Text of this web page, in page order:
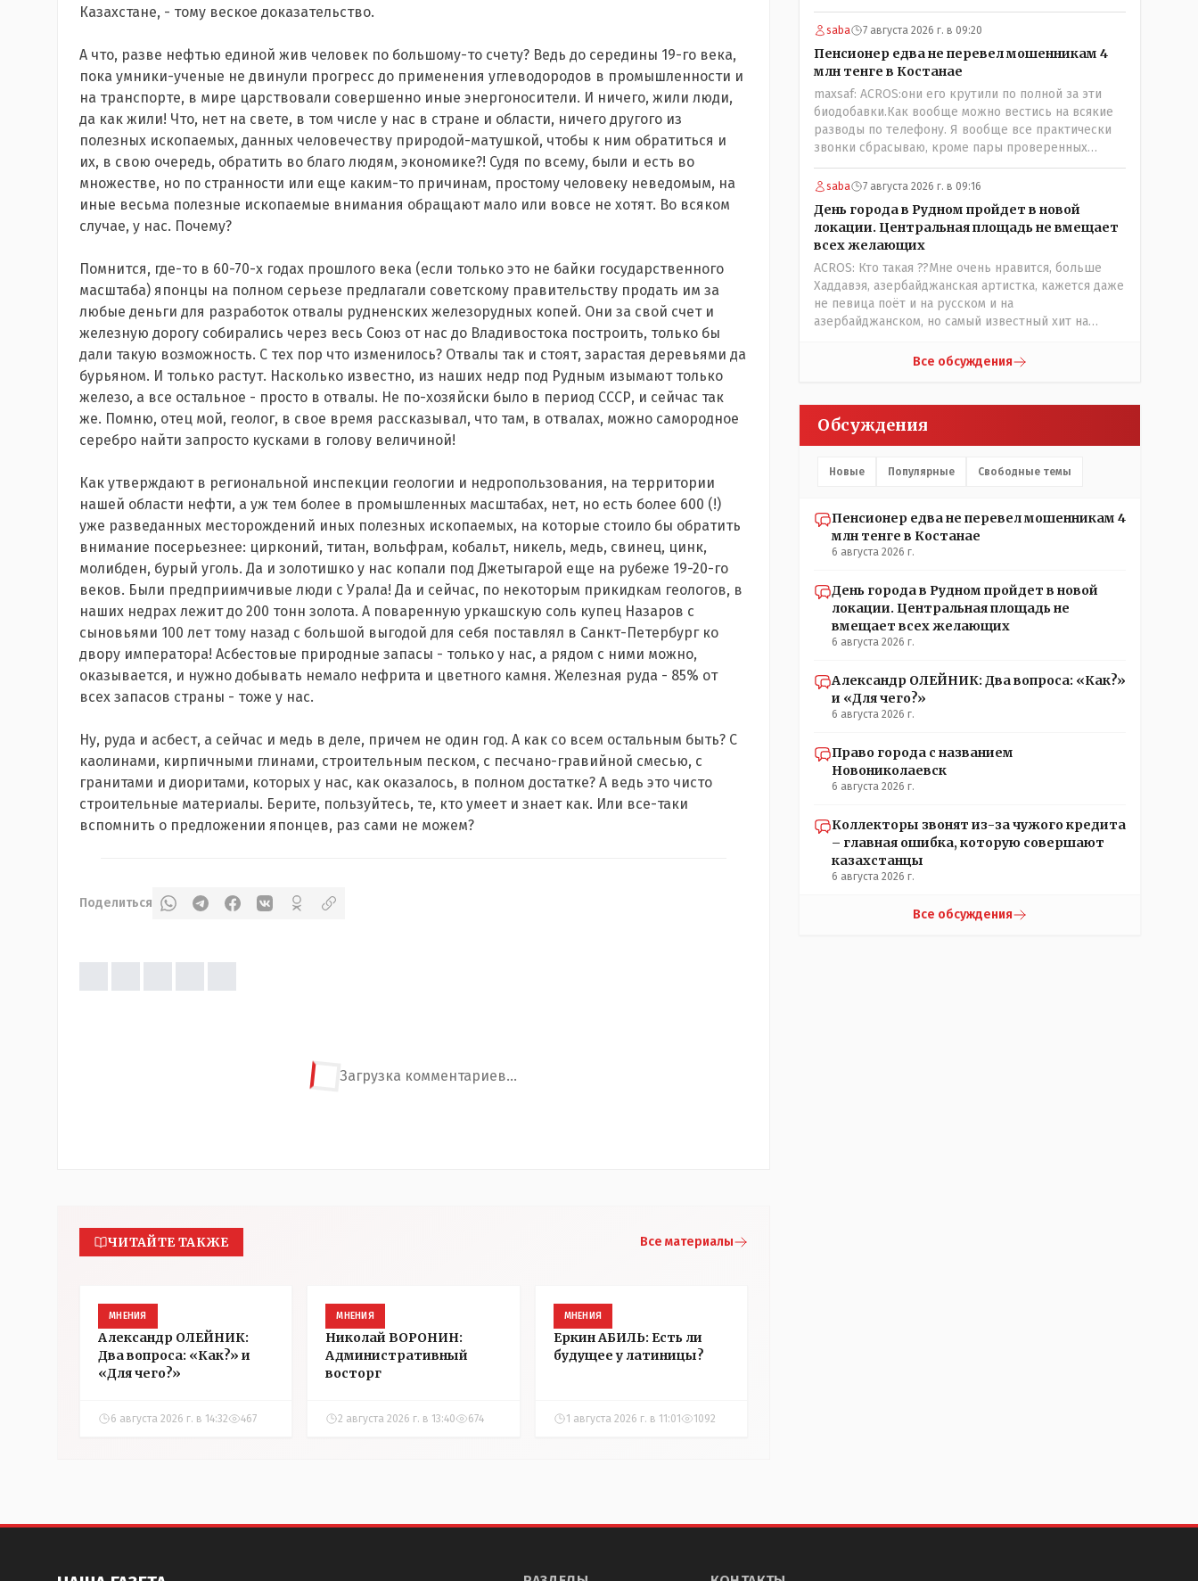
Казахстане, - тому веское доказательство.
А что, разве нефтью единой жив человек по большому-то счету? Ведь до середины 19-го века,
пока умники-ученые не двинули прогресс до применения углеводородов в промышленности и
на транспорте, в мире царствовали совершенно иные энергоносители. И ничего, жили люди,
да как жили! Что, нет на свете, в том числе у нас в стране и области, ничего другого из
полезных ископаемых, данных человечеству природой-матушкой, чтобы к ним обратиться и
их, в свою очередь, обратить во благо людям, экономике?! Судя по всему, были и есть во
множестве, но по странности или еще каким-то причинам, простому человеку неведомым, на
иные весьма полезные ископаемые внимания обращают мало или вовсе не хотят. Во всяком
случае, у нас. Почему?
Помнится, где-то в 60-70-х годах прошлого века (если только это не байки государственного
масштаба) японцы на полном серьезе предлагали советскому правительству продать им за
любые деньги для разработок отвалы рудненских железорудных копей. Они за свой счет и
железную дорогу собирались через весь Союз от нас до Владивостока построить, только бы
дали такую возможность. С тех пор что изменилось? Отвалы так и стоят, зарастая деревьями да
бурьяном. И только растут. Насколько известно, из наших недр под Рудным изымают только
железо, а все остальное - просто в отвалы. Не по-хозяйски было в период СССР, и сейчас так
же. Помню, отец мой, геолог, в свое время рассказывал, что там, в отвалах, можно самородное
серебро найти запросто кусками в голову величиной!
Как утверждают в региональной инспекции геологии и недропользования, на территории
нашей области нефти, а уж тем более в промышленных масштабах, нет, но есть более 600 (!)
уже разведанных месторождений иных полезных ископаемых, на которые стоило бы обратить
внимание посерьезнее: цирконий, титан, вольфрам, кобальт, никель, медь, свинец, цинк,
молибден, бурый уголь. Да и золотишко у нас копали под Джетыгарой еще на рубеже 19-20-го
веков. Были предприимчивые люди с Урала! Да и сейчас, по некоторым прикидкам геологов, в
наших недрах лежит до 200 тонн золота. А поваренную уркашскую соль купец Назаров с
сыновьями 100 лет тому назад с большой выгодой для себя поставлял в Санкт-Петербург ко
двору императора! Асбестовые природные запасы - только у нас, а рядом с ними можно,
оказывается, и нужно добывать немало нефрита и цветного камня. Железная руда - 85% от
всех запасов страны - тоже у нас.
Ну, руда и асбест, а сейчас и медь в деле, причем не один год. А как со всем остальным быть? С
каолинами, кирпичными глинами, строительным песком, с песчано-гравийной смесью, с
гранитами и диоритами, которых у нас, как оказалось, в полном достатке? А ведь это чисто
строительные материалы. Берите, пользуйтесь, те, кто умеет и знает как. Или все-таки
вспомнить о предложении японцев, раз сами не можем?
Поделиться
Загрузка комментариев...
ЧИТАЙТЕ ТАКЖЕ Все материалы
МНЕНИЯ
Александр ОЛЕЙНИК:
Два вопроса: «Как?» и
«Для чего?»
6 августа 2026 г. в 14:32 467
МНЕНИЯ
Николай ВОРОНИН:
Административный
восторг
2 августа 2026 г. в 13:40 674
МНЕНИЯ
Еркин АБИЛЬ: Есть ли
будущее у латиницы?
1 августа 2026 г. в 11:01 1092
комар носа не подточил! Но тут явно спешили, а в
аналитическом центре либо кто то из
Мальдивы уехал, либо всё вместе! Пока
прокатывает по вышеизложенным Вами причинам,
просто обстоятельства немного меняются по
сравнению с Назарбаевскими временами, власти
решили пощупать кошелёк населения, а это уже
неизвестная в уравнении взаимоотношений власти
и народа! Тут бы как раз специалист-аналитик и
пригодился бы!
saba 7 августа 2026 г. в 09:20
Пенсионер едва не перевел мошенникам 4
млн тенге в Костанае
maxsaf: ACROS:они его крутили по полной за эти
биодобавки.Как вообще можно вестись на всякие
разводы по телефону. Я вообще все практически
звонки сбрасываю, кроме пары проверенных
контактов. Один раз мне мой банк позвонил, не
мошенники. Я приехал туда, в банк, нашел того, кто
мне звонил, притащил к главному менеджеру и
обоим сказал: ещё один такой звонок, без разницы,
какая причина, и я счета свои у вас позакрываю.
Остальные входящие сразу в бан, по умолчанию для
меня любой входящий - Скам, пока не доказано
обратное - Zero trust. Все созвоны - только на
верифицируемые номера.Всё верно, я тоже так
поступаю,но увы любопытство ещё никто не
все равно меня допрашивает:" Кто звонил? От кого
saba 7 августа 2026 г. в 09:16
День города в Рудном пройдет в новой
локации. Центральная площадь не вмещает
всех желающих
ACROS: Кто такая ??Мне очень нравится, больше
Хаддавэя, азербайджанская артистка, кажется даже
не певица поёт и на русском и на
азербайджанском, но самый известный хит на
Все обсуждения
Обсуждения
Новые Популярные Свободные темы
Пенсионер едва не перевел мошенникам 4
млн тенге в Костанае
6 августа 2026 г.
День города в Рудном пройдет в новой
локации. Центральная площадь не
вмещает всех желающих
6 августа 2026 г.
Александр ОЛЕЙНИК: Два вопроса: «Как?»
и «Для чего?»
6 августа 2026 г.
Право города с названием
Новониколаевск
6 августа 2026 г.
Коллекторы звонят из-за чужого кредита
– главная ошибка, которую совершают
казахстанцы
6 августа 2026 г.
Все обсуждения